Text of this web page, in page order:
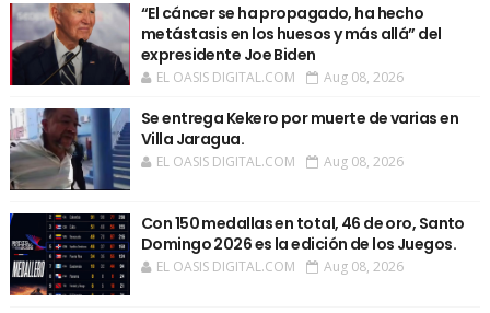
“El cáncer se ha propagado, ha hecho
metástasis en los huesos y más allá” del
expresidente Joe Biden
EL OASIS DIGITAL.COM Aug 08, 2026
Se entrega Kekero por muerte de varias en
Villa Jaragua.
EL OASIS DIGITAL.COM Aug 08, 2026
Con 150 medallas en total, 46 de oro, Santo
Domingo 2026 es la edición de los Juegos.
EL OASIS DIGITAL.COM Aug 08, 2026